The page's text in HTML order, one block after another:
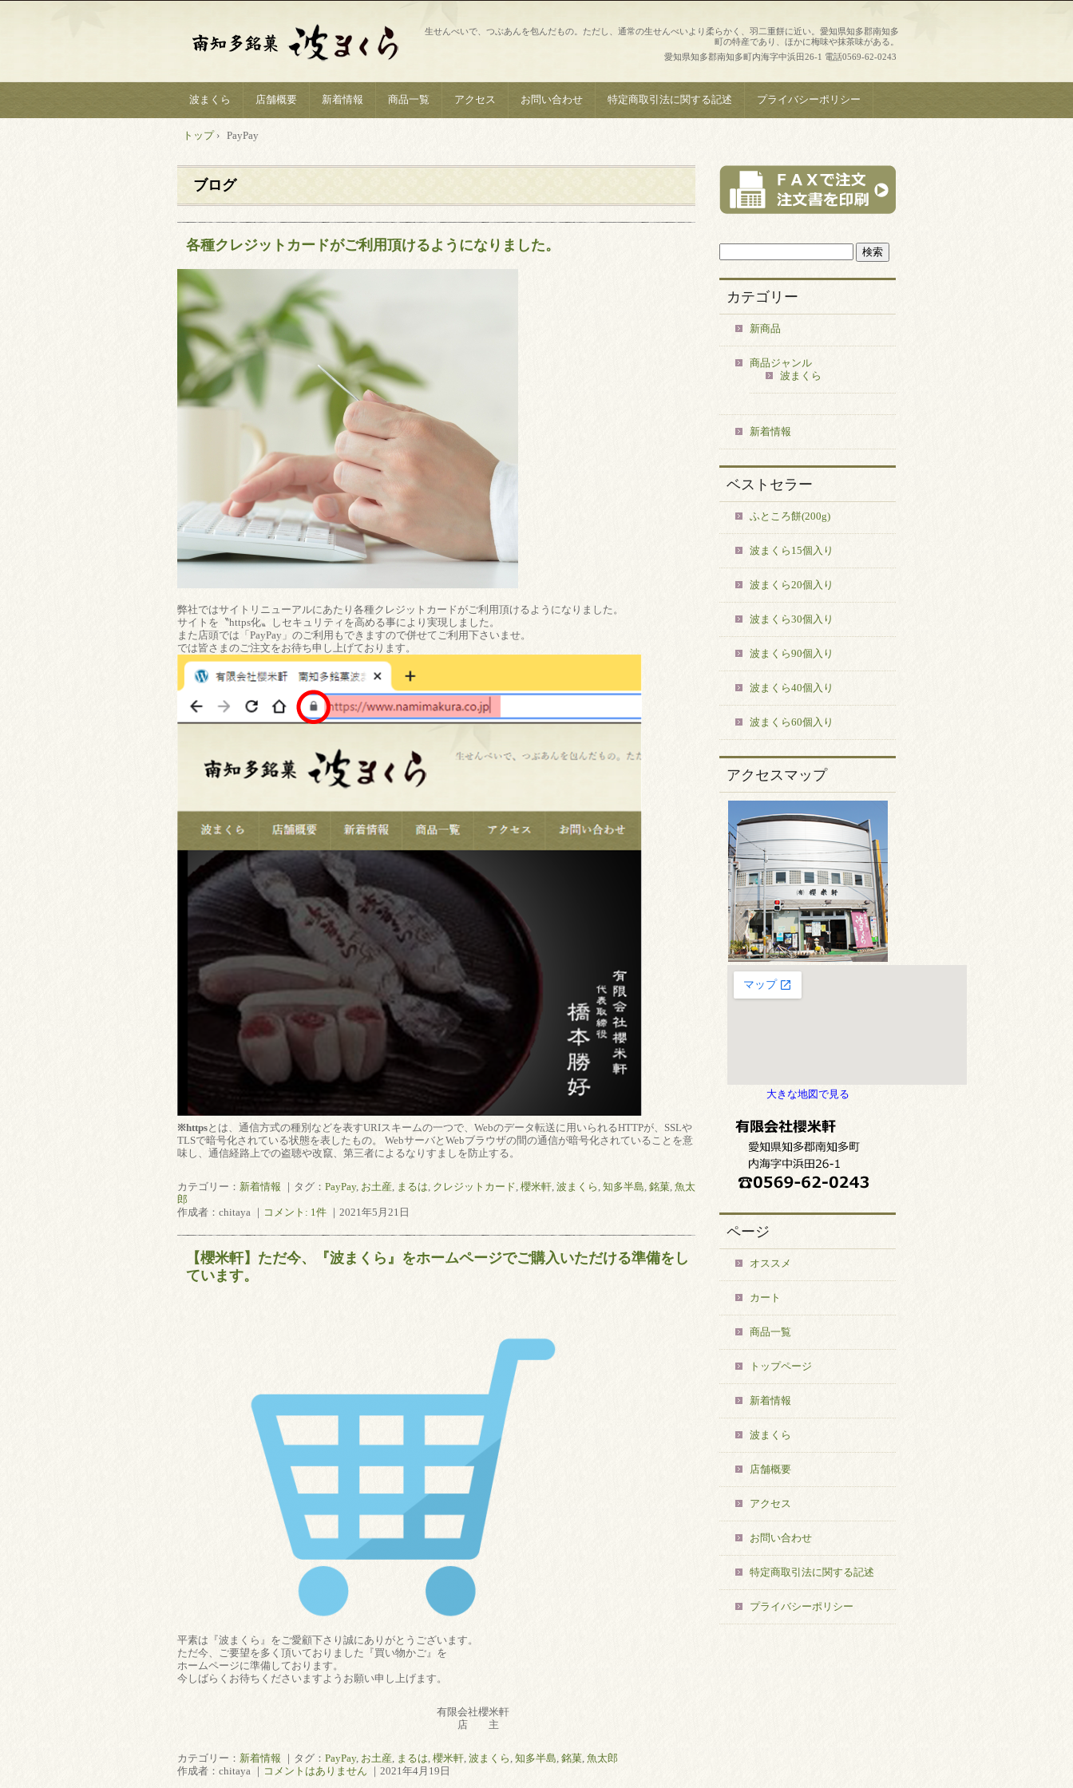
生せんべいで、つぶあんを包んだもの。ただし、通常の生せんべいより柔らかく、羽二重餅に近い。愛知県知多郡南知多
町の特産であり、ほかに梅味や抹茶味がある。
愛知県知多郡南知多町内海字中浜田26-1 電話0569-62-0243
波まくら 店舗概要 新着情報 商品一覧 アクセス お問い合わせ 特定商取引法に関する記述 プライバシーポリシー
トップ› PayPay
ブログ
各種クレジットカードがご利用頂けるようになりました。
弊社ではサイトリニューアルにあたり各種クレジットカードがご利用頂けるようになりました。
サイトを〝https化〟しセキュリティを高める事により実現しました。
また店頭では「PayPay」のご利用もできますので併せてご利用下さいませ。
では皆さまのご注文をお待ち申し上げております。
※httpsとは、通信方式の種別などを表すURIスキームの一つで、Webのデータ転送に用いられるHTTPが、SSLや
TLSで暗号化されている状態を表したもの。 WebサーバとWebブラウザの間の通信が暗号化されていることを意
味し、通信経路上での盗聴や改竄、第三者によるなりすましを防止する。
カテゴリー： 新着情報 ｜タグ： PayPay, お土産, まるは, クレジットカード, 櫻米軒, 波まくら, 知多半島, 銘菓, 魚太
郎
作成者：chitaya ｜ コメント: 1件 ｜2021年5月21日
【櫻米軒】ただ今、『波まくら』をホームページでご購入いただける準備をし
ています。
平素は『波まくら』をご愛顧下さり誠にありがとうございます。
ただ今、ご要望を多く頂いておりました『買い物かご』を
ホームページに準備しております。
今しばらくお待ちくださいますようお願い申し上げます。
有限会社櫻米軒
店 主
カテゴリー： 新着情報 ｜タグ： PayPay, お土産, まるは, 櫻米軒, 波まくら , 知多半島, 銘菓, 魚太郎
作成者：chitaya ｜ コメントはありません ｜2021年4月19日
カテゴリー
新商品
商品ジャンル
波まくら
新着情報
ベストセラー
ふところ餅(200g)
波まくら15個入り
波まくら20個入り
波まくら30個入り
波まくら90個入り
波まくら40個入り
波まくら60個入り
アクセスマップ
大きな地図で見る
ページ
オススメ
カート
商品一覧
トップページ
新着情報
波まくら
店舗概要
アクセス
お問い合わせ
特定商取引法に関する記述
プライバシーポリシー